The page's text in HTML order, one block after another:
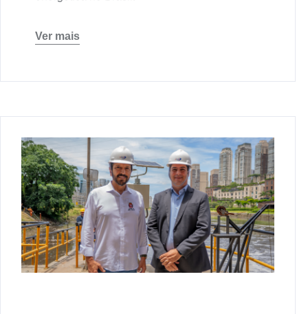
Ver mais